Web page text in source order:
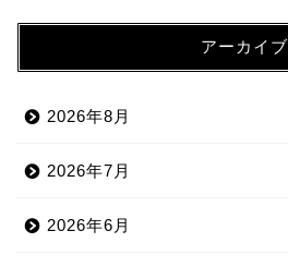
アーカイブ
2026年8月
2026年7月
2026年6月